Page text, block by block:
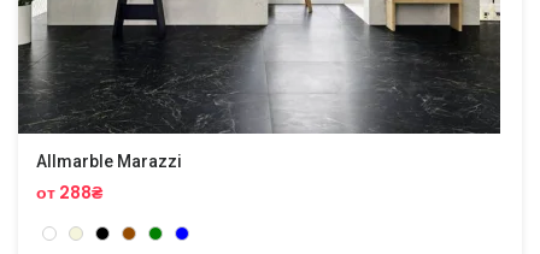
Allmarble Marazzi
от 288₴